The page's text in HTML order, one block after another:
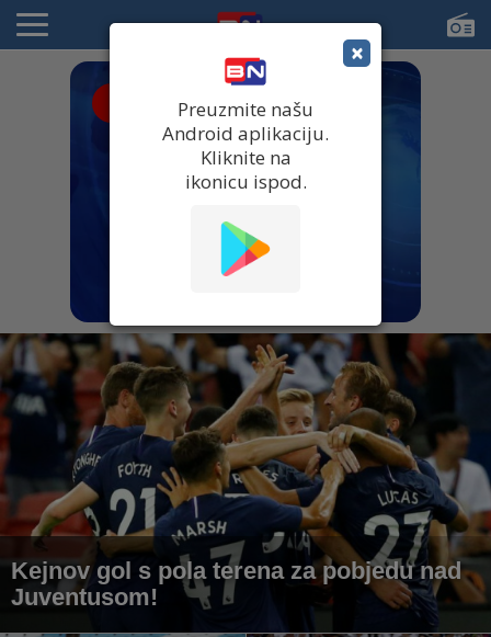
Kejnov gol s pola terena za pobjedu nad
Juventusom!
×
Preuzmite našu
Android aplikaciju.
Kliknite na
ikonicu ispod.